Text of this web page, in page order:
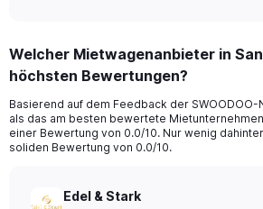
Range:
91
The
chart
has
axis
Welcher Mietwagenanbieter in
höchsten Bewertungen?
Basierend auf dem Feedback der SWOODOO-
als das am besten bewertete
einer Bewertung von 0.0/10. Nur wenig
soliden Bewertung von 0.0/10.
Edel & Stark